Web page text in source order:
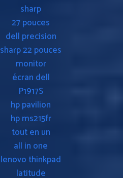
sharp
27 pouces
dell precision
sharp 22 pouces
monitor
écran dell
P1917S
hp pavilion
hp ms215fr
tout en un
all in one
lenovo thinkpad
latitude